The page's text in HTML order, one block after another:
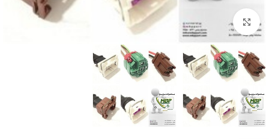
برای بزرگنمایی کلیک کنید